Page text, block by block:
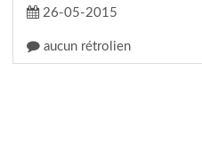
26-05-2015
aucun rétrolien